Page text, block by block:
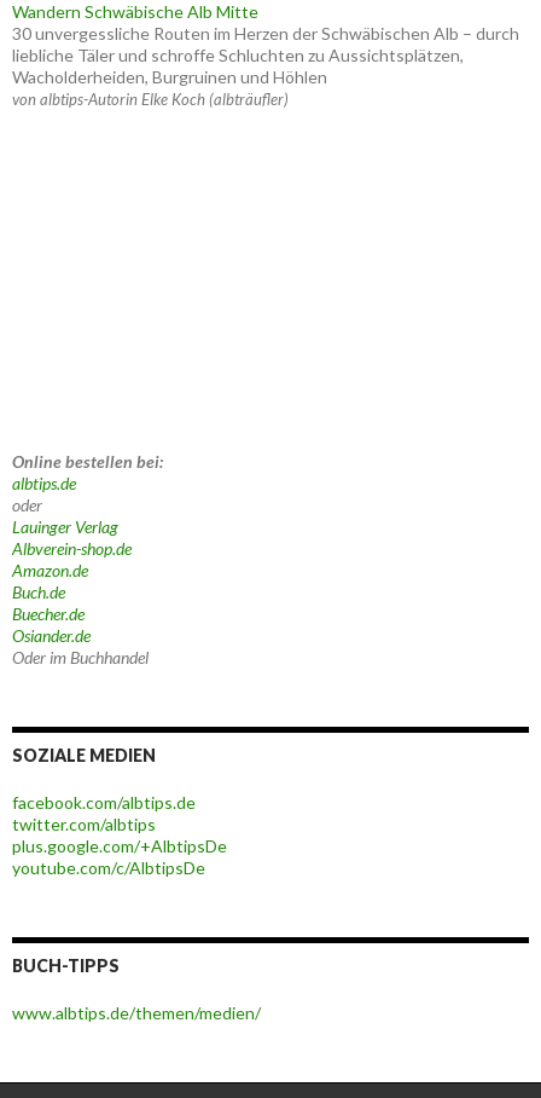
Wandern Schwäbische Alb Mitte
30 unvergessliche Routen im Herzen der Schwäbischen Alb – durch
liebliche Täler und schroffe Schluchten zu Aussichtsplätzen,
Wacholderheiden, Burgruinen und Höhlen
von albtips-Autorin Elke Koch (albträufler)
Online bestellen bei:
albtips.de
oder
Lauinger Verlag
Albverein-shop.de
Amazon.de
Buch.de
Buecher.de
Osiander.de
Oder im Buchhandel
SOZIALE MEDIEN
facebook.com/albtips.de
twitter.com/albtips
plus.google.com/+AlbtipsDe
youtube.com/c/AlbtipsDe
BUCH-TIPPS
www.albtips.de/themen/medien/